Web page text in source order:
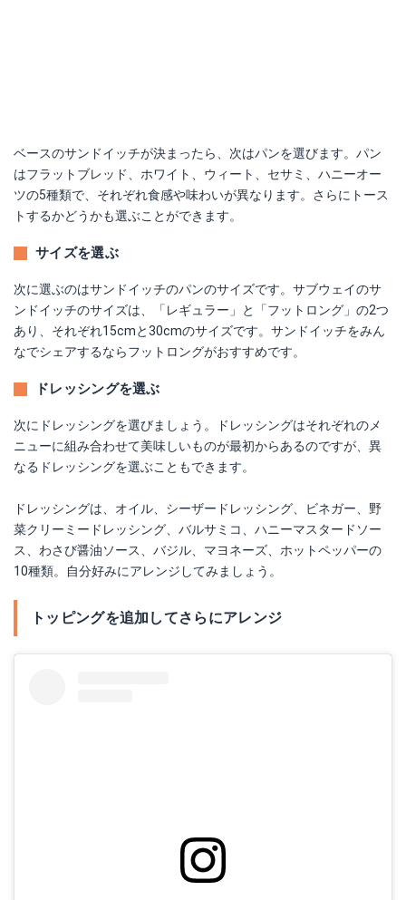
ベースのサンドイッチが決まったら、次はパンを選びます。パン
はフラットブレッド、ホワイト、ウィート、セサミ、ハニーオー
ツの5種類で、それぞれ食感や味わいが異なります。さらにトース
トするかどうかも選ぶことができます。
サイズを選ぶ
次に選ぶのはサンドイッチのパンのサイズです。サブウェイのサ
ンドイッチのサイズは、「レギュラー」と「フットロング」の2つ
あり、それぞれ15cmと30cmのサイズです。サンドイッチをみん
なでシェアするならフットロングがおすすめです。
ドレッシングを選ぶ
次にドレッシングを選びましょう。ドレッシングはそれぞれのメ
ニューに組み合わせて美味しいものが最初からあるのですが、異
なるドレッシングを選ぶこともできます。
ドレッシングは、オイル、シーザードレッシング、ビネガー、野
菜クリーミードレッシング、バルサミコ、ハニーマスタードソー
ス、わさび醤油ソース、バジル、マヨネーズ、ホットペッパーの
10種類。自分好みにアレンジしてみましょう。
トッピングを追加してさらにアレンジ